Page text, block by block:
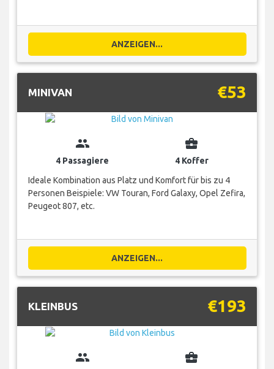
ANZEIGEN...
MINIVAN €53
group
4 Passagiere
business_center
4 Koffer
Ideale Kombination aus Platz und Komfort für bis zu 4
Personen Beispiele: VW Touran, Ford Galaxy, Opel Zefira,
Peugeot 807, etc.
ANZEIGEN...
KLEINBUS €193
group business_center